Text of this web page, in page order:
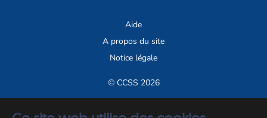
Aide
A propos du site
Notice légale
© CCSS 2026